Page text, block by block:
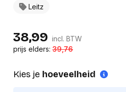
Leitz
38,99 incl. BTW
prijs elders:39,76
Kies je hoeveelheid